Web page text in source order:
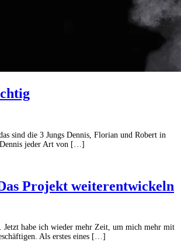
sind die 3 Jungs Dennis, Florian und Robert in
jeder Art von […]
Projekt weiterentwickeln
Jetzt habe ich wieder mehr Zeit, um mich mehr mit
Als erstes eines […]